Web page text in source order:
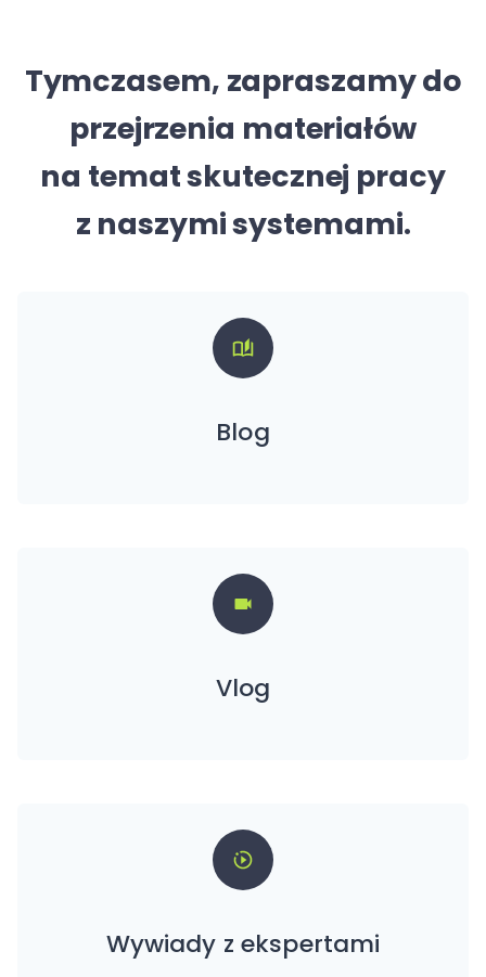
Tymczasem, zapraszamy do
przejrzenia materiałów
na temat skutecznej pracy
z naszymi systemami.
Blog
Vlog
Wywiady z ekspertami